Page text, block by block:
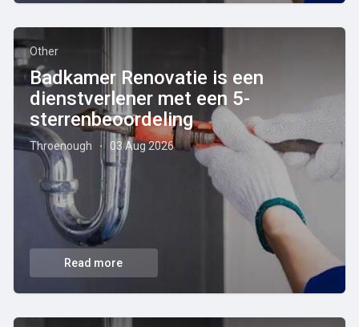
Other
Badkamer Renovatie is een
dienstverlener met een 5-
sterrenbeoordeling
Throenough · 03 Aug 2026
Read more